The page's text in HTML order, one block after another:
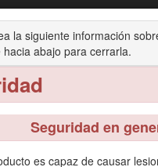
la siguiente información
hacia abajo para cerrarla.
Seguridad en
es capaz de causar
Workman® GTX